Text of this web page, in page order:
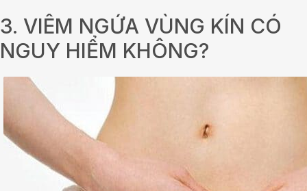
3. VIÊM NGỨA VÙNG KÍN CÓ
NGUY HIỂM KHÔNG?